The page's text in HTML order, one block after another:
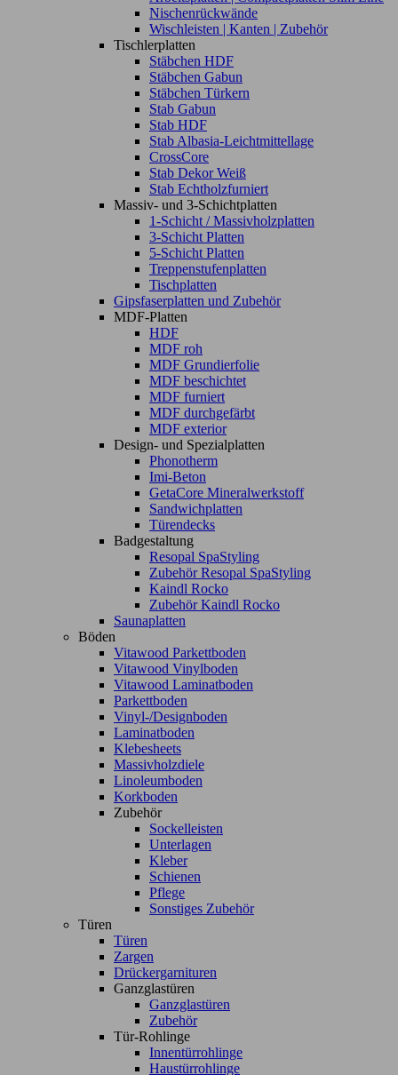
Nischenrückwände
Wischleisten | Kanten | Zubehör
Tischlerplatten
Stäbchen HDF
Stäbchen Gabun
Stäbchen Türkern
Stab Gabun
Stab HDF
Stab Albasia-Leichtmittellage
CrossCore
Stab Dekor Weiß
Stab Echtholzfurniert
Massiv- und 3-Schichtplatten
1-Schicht / Massivholzplatten
3-Schicht Platten
5-Schicht Platten
Treppenstufenplatten
Tischplatten
Gipsfaserplatten und Zubehör
MDF-Platten
HDF
MDF roh
MDF Grundierfolie
MDF beschichtet
MDF furniert
MDF durchgefärbt
MDF exterior
Design- und Spezialplatten
Phonotherm
Imi-Beton
GetaCore Mineralwerkstoff
Sandwichplatten
Türendecks
Badgestaltung
Resopal SpaStyling
Zubehör Resopal SpaStyling
Kaindl Rocko
Zubehör Kaindl Rocko
Saunaplatten
Böden
Vitawood Parkettboden
Vitawood Vinylboden
Vitawood Laminatboden
Parkettboden
Vinyl-/Designboden
Laminatboden
Klebesheets
Massivholzdiele
Linoleumboden
Korkboden
Zubehör
Sockelleisten
Unterlagen
Kleber
Schienen
Pflege
Sonstiges Zubehör
Türen
Türen
Zargen
Drückergarnituren
Ganzglastüren
Ganzglastüren
Zubehör
Tür-Rohlinge
Innentürrohlinge
Haustürrohlinge